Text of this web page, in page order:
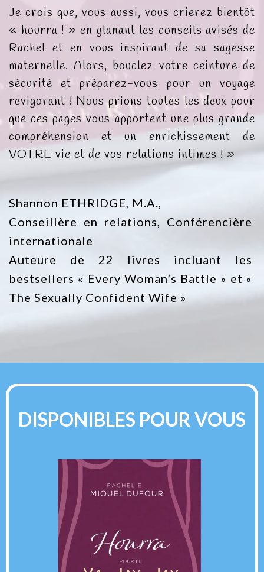
Je crois que, vous aussi, vous crierez bientôt
« hourra ! » en glanant les conseils avisés de
Rachel et en vous inspirant de sa sagesse
maternelle. Alors, bouclez votre ceinture de
sécurité et préparez-vous pour un voyage
revigorant ! Nous prions toutes les deux pour
que ces pages vous apportent une plus grande
compréhension et un enrichissement de
VOTRE vie et de vos relations intimes ! »
Shannon ETHRIDGE, M.A.,
Conseillère en relations, Conférencière
internationale
Auteure de 22 livres incluant les
bestsellers « Every Woman’s Battle » et «
The Sexually Confident Wife »
DISPONIBLES POUR VOUS